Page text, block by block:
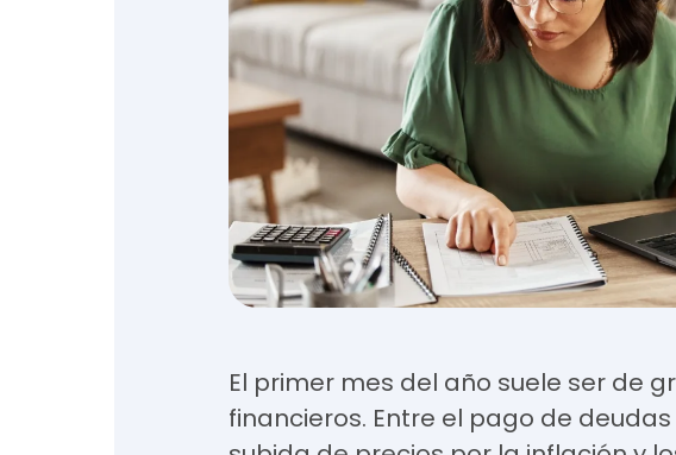
El primer mes del año suele ser de
financieros. Entre el pago de